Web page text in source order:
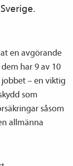
en avgörande
har 9 av 10
– en viktig
som
såsom
allmänna